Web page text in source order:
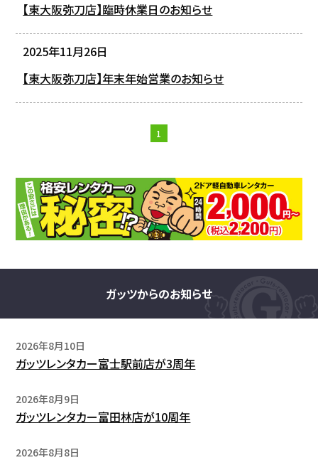
【東大阪弥刀店】臨時休業日のお知らせ
2025年11月26日
【東大阪弥刀店】年末年始営業のお知らせ
1
ガッツからのお知らせ
2026年8月10日
ガッツレンタカー富士駅前店が3周年
2026年8月9日
ガッツレンタカー富田林店が10周年
2026年8月8日